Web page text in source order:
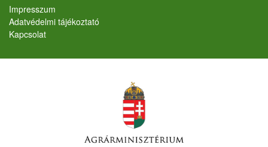
Lábléc
Impresszum
Adatvédelmi tájékoztató
Kapcsolat